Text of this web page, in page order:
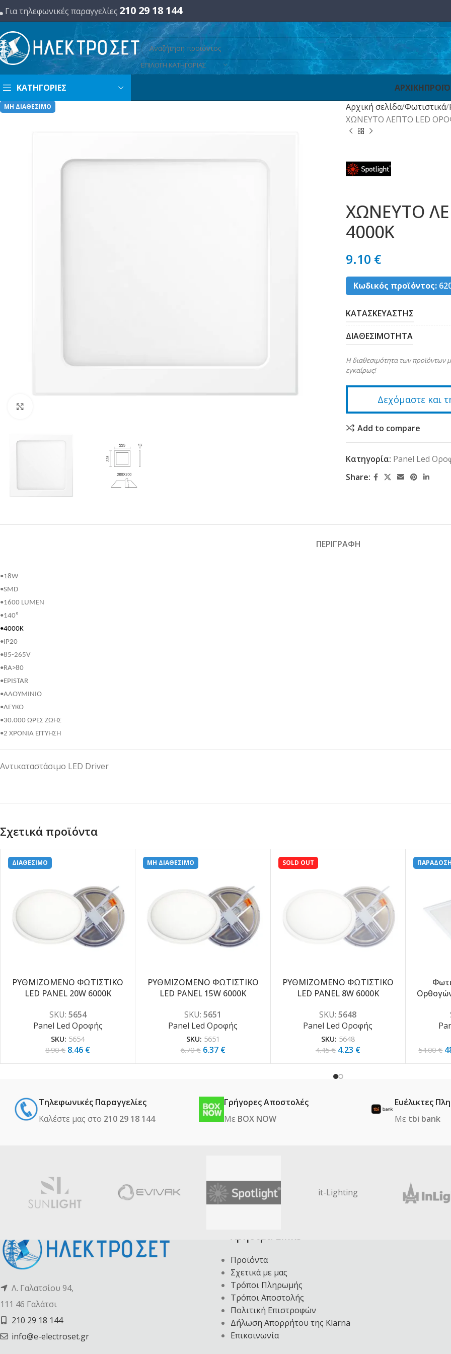
Για τηλεφωνικές παραγγελίες 210 29 18 144
ΕΠΙΛΟΓΗ ΚΑΤΗΓΟΡΙΑΣ
ΚΑΤΗΓΟΡΙΕΣ ΑΡΧΙΚΗ
ΜΗ ΔΙΑΘΕΣΙΜΟ Αρχική σελίδα Φωτιστικά
ΧΩΝΕΥΤΟ ΛΕΠΤΟ LED
ΧΩΝΕΥΤΟ
4000K
9.10 €
Κωδικός προϊόντος:
ΚΑΤΑΣΚΕΥΑΣΤΗΣ
ΔΙΑΘΕΣΙΜΟΤΗΤΑ
Η διαθεσιμότητα των προϊόντων
εγκαίρως!
Δεχόμαστε και
Add to compare
Κατηγορία: Panel Led
Share:
ΠΕΡΙΓΡΑΦΗ
•18W
•SMD
•1600 LUMEN
•140⁰
•4000K
•IP20
•85-265V
•RA>80
•EPISTAR
•ΑΛΟΥΜΙΝΙΟ
•ΛΕΥΚΟ
•30.000 ΩΡΕΣ ΖΩΗΣ
•2 ΧΡΟΝΙΑ ΕΓΓΥΗΣΗ
Αντικαταστάσιμο LED Driver
Σχετικά προϊόντα
-5%
ΔΙΑΘΕΣΙΜΟ
ΡΥΘΜΙΖΟΜΕΝΟ ΦΩΤΙΣΤΙΚΟ
LED PANEL 20W 6000K
SKU: 5654
Panel Led Οροφής
SKU: 5654
8.90€ 8.46 €
-5%
ΜΗ ΔΙΑΘΕΣΙΜΟ
ΡΥΘΜΙΖΟΜΕΝΟ ΦΩΤΙΣΤΙΚΟ
LED PANEL 15W 6000K
SKU:5651
Panel Led Οροφής
SKU: 5651
6.70€ 6.37 €
-5%
SOLD OUT
ΡΥΘΜΙΖΟΜΕΝΟ ΦΩΤΙΣΤΙΚΟ
LED PANEL 8W 6000K
SKU:5648
Panel Led Οροφής
SKU: 5648
4.45€ 4.23 €
-10%
54.00€
Τηλεφωνικές Παραγγελίες
Καλέστε μας στο 210 29 18 144
Γρήγορες Αποστολές
Με BOX NOW
Ευέλικτες
Με tbi bank
it-Lighting
Λ. Γαλατσίου 94,
111 46 Γαλάτσι
210 29 18 144
info@e-electroset.gr
Χρήσιμα Links
Προϊόντα
Σχετικά με μας
Τρόποι Πληρωμής
Τρόποι Αποστολής
Πολιτική Επιστροφών
Δήλωση Απορρήτου της Klarna
Επικοινωνία